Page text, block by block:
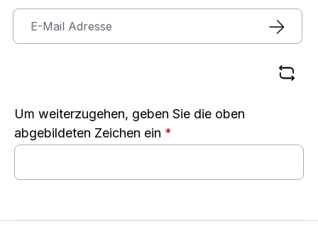
Um weiterzugehen, geben Sie die oben
abgebildeten Zeichen ein *